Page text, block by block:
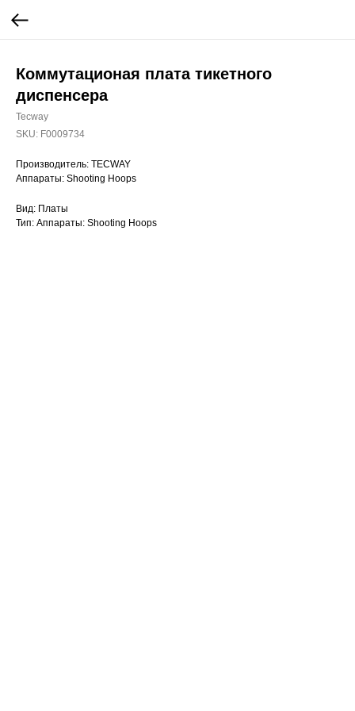
Коммутационая плата тикетного
диспенсера
Tecway
SKU: F0009734
Производитель: TECWAY
Аппараты: Shooting Hoops
Вид: Платы
Тип: Аппараты: Shooting Hoops